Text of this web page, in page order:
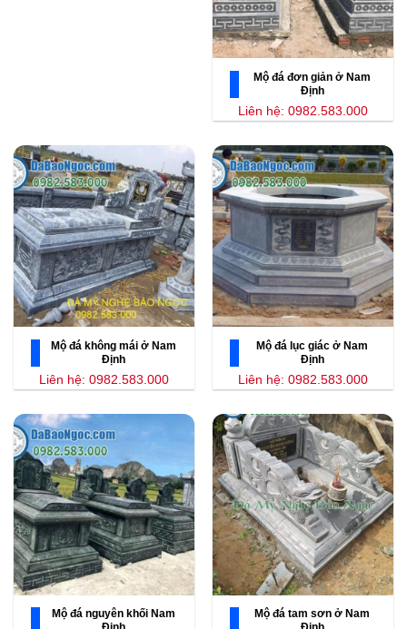
Mộ đá đơn giản ở Nam
Định
Liên hệ: 0982.583.000
Mộ đá không mái ở Nam
Định
Liên hệ: 0982.583.000
Mộ đá lục giác ở Nam
Định
Liên hệ: 0982.583.000
Mộ đá nguyên khối Nam
Mộ đá tam sơn ở Nam